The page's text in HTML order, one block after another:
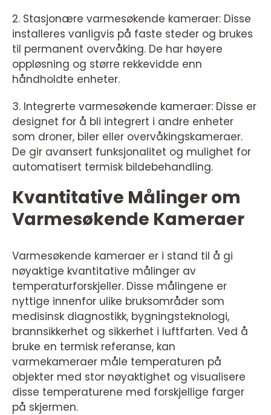
2. Stasjonære varmesøkende kameraer: Disse
installeres vanligvis på faste steder og brukes
til permanent overvåking. De har høyere
oppløsning og større rekkevidde enn
håndholdte enheter.
3. Integrerte varmesøkende kameraer: Disse er
designet for å bli integrert i andre enheter
som droner, biler eller overvåkingskameraer.
De gir avansert funksjonalitet og mulighet for
automatisert termisk bildebehandling.
Kvantitative Målinger om
Varmesøkende Kameraer
Varmesøkende kameraer er i stand til å gi
nøyaktige kvantitative målinger av
temperaturforskjeller. Disse målingene er
nyttige innenfor ulike bruksområder som
medisinsk diagnostikk, bygningsteknologi,
brannsikkerhet og sikkerhet i luftfarten. Ved å
bruke en termisk referanse, kan
varmekameraer måle temperaturen på
objekter med stor nøyaktighet og visualisere
disse temperaturene med forskjellige farger
på skjermen.